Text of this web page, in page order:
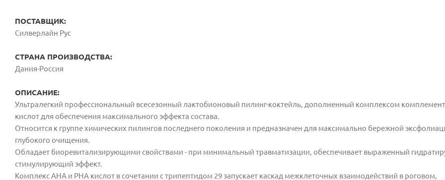
ПОСТАВЩИК:
Силверлайн Рус
СТРАНА ПРОИЗВОДСТВА:
Дания-Россия
ОПИСАНИЕ:
Ультралегкий профессиональный всесезонный лактобионовый пилинг-коктейль, дополненный комплексом
кислот для обеспечения максимального эффекта состава.
Относится к группе химических пилингов последнего поколения и предназначен для максимально бережной
глубокого очищения.
Обладает биоревитализирующими свойствами - при минимальный травматизации, обеспечивает выраженный
стимулирующий эффект.
Комплекс АНА и РНА кислот в сочетании с трипептидом 29 запускает каскад межклеточных взаимодействий в роговом,